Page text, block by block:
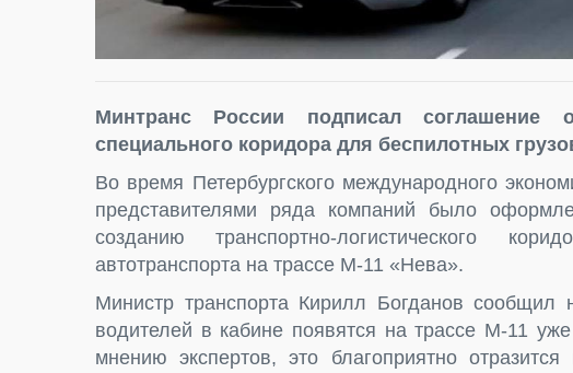
Минтранс России подписал соглашение
специального коридора для беспилотных
Во время Петербургского международного
представителями ряда компаний было
созданию транспортно-логистического
автотранспорта на трассе М-11 «Нева».
Министр транспорта Кирилл Богданов
водителей в кабине появятся на трассе М-11
мнению экспертов, это благоприятно